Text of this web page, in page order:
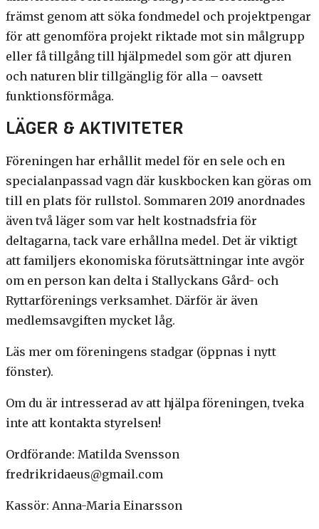
främst genom att söka fondmedel och projektpengar
för att genomföra projekt riktade mot sin målgrupp
eller få tillgång till hjälpmedel som gör att djuren
och naturen blir tillgänglig för alla – oavsett
funktionsförmåga.
LÄGER & AKTIVITETER
Föreningen har erhållit medel för en sele och en
specialanpassad vagn där kuskbocken kan göras om
till en plats för rullstol. Sommaren 2019 anordnades
även två läger som var helt kostnadsfria för
deltagarna, tack vare erhållna medel. Det är viktigt
att familjers ekonomiska förutsättningar inte avgör
om en person kan delta i Stallyckans Gård- och
Ryttarförenings verksamhet. Därför är även
medlemsavgiften mycket låg.
Läs mer om föreningens stadgar (öppnas i nytt
fönster).
Om du är intresserad av att hjälpa föreningen, tveka
inte att kontakta styrelsen!
Ordförande: Matilda Svensson
fredrikridaeus@gmail.com
Kassör: Anna-Maria Einarsson